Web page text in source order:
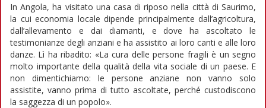
In Angola, ha visitato una casa di riposo nella città di Saurimo,
la cui economia locale dipende principalmente dall’agricoltura,
dall’allevamento e dai diamanti, e dove ha ascoltato le
testimonianze degli anziani e ha assistito ai loro canti e alle loro
danze. Lì ha ribadito: «La cura delle persone fragili è un segno
molto importante della qualità della vita sociale di un paese. E
non dimentichiamo: le persone anziane non vanno solo
assistite, vanno prima di tutto ascoltate, perché custodiscono
la saggezza di un popolo».